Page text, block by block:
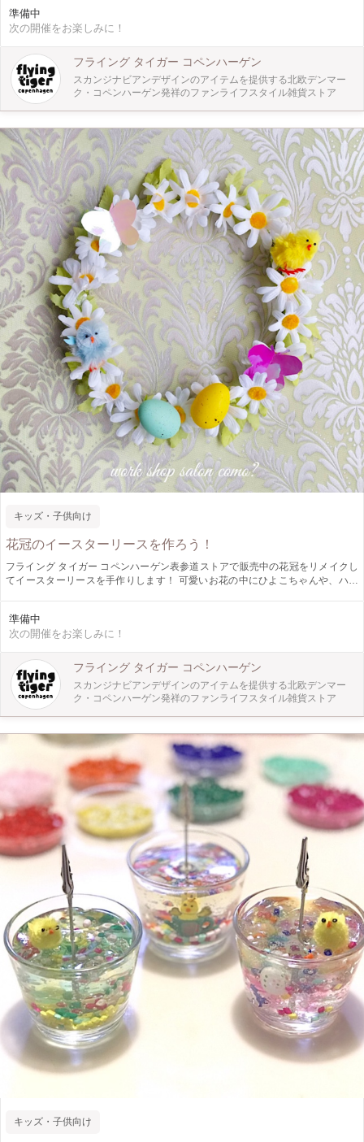
やデコパージュを配置して、世界に一つのアロマサシェを作ります。 アロマサ
シェは、火を灯さずに、壁にかけて香りを楽しむキャンドルです。 お母さんに
たオリジナルのアロマサシェをプレゼントしてもらえる、嬉しいワークショップ
です♪
準備中
次の開催をお楽しみに！
フライング タイガー コペンハーゲン
スカンジナビアンデザインのアイテムを提供する北欧デンマー
ク・コペンハーゲン発祥のファンライフスタイル雑貨ストア
キッズ・子供向け
花冠のイースターリースを作ろう！
フライング タイガー コペンハーゲン表参道ストアで販売中の花冠をリメイクし
てイースターリースを手作りします！ 可愛いお花の中にひよこちゃんや、ハサ
準備中
次の開催をお楽しみに！
フライング タイガー コペンハーゲン
スカンジナビアンデザインのアイテムを提供する北欧デンマー
ク・コペンハーゲン発祥のファンライフスタイル雑貨ストア
キッズ・子供向け